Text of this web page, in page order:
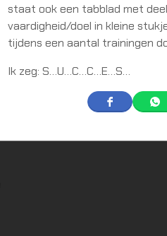
staat ook een tabblad met
vaardigheid/doel in kleine
tijdens een aantal trainingen
Ik zeg: S…U…C…C…E…S…